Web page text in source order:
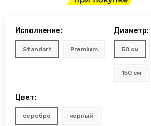
Исполнение:
Standart Premium
Диаметр:
50 см
150 см
Цвет:
серебро черный